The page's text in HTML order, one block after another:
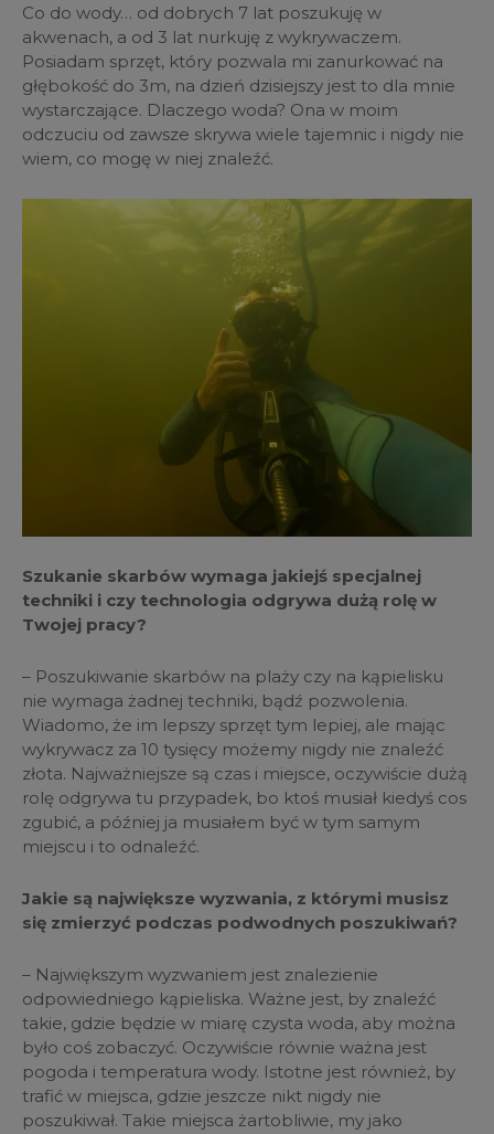
Co do wody… od dobrych 7 lat poszukuję w
akwenach, a od 3 lat nurkuję z wykrywaczem.
Posiadam sprzęt, który pozwala mi zanurkować na
głębokość do 3m, na dzień dzisiejszy jest to dla mnie
wystarczające. Dlaczego woda? Ona w moim
odczuciu od zawsze skrywa wiele tajemnic i nigdy nie
wiem, co mogę w niej znaleźć.
Szukanie skarbów wymaga jakiejś specjalnej
techniki i czy technologia odgrywa dużą rolę w
Twojej pracy?
– Poszukiwanie skarbów na plaży czy na kąpielisku
nie wymaga żadnej techniki, bądź pozwolenia.
Wiadomo, że im lepszy sprzęt tym lepiej, ale mając
wykrywacz za 10 tysięcy możemy nigdy nie znaleźć
złota. Najważniejsze są czas i miejsce, oczywiście dużą
rolę odgrywa tu przypadek, bo ktoś musiał kiedyś cos
zgubić, a później ja musiałem być w tym samym
miejscu i to odnaleźć.
Jakie są największe wyzwania, z którymi musisz
się zmierzyć podczas podwodnych poszukiwań?
– Największym wyzwaniem jest znalezienie
odpowiedniego kąpieliska. Ważne jest, by znaleźć
takie, gdzie będzie w miarę czysta woda, aby można
było coś zobaczyć. Oczywiście równie ważna jest
pogoda i temperatura wody. Istotne jest również, by
trafić w miejsca, gdzie jeszcze nikt nigdy nie
poszukiwał. Takie miejsca żartobliwie, my jako